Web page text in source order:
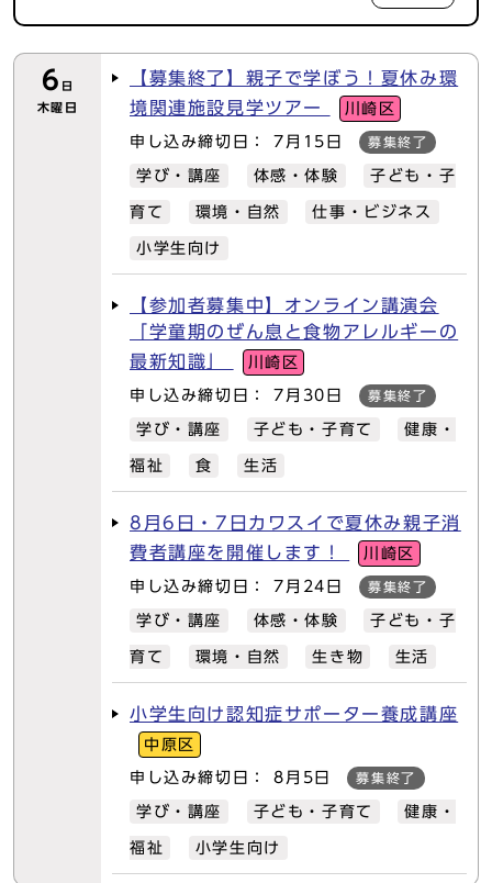
イベント情報カレンダー
6 日
木曜日
【募集終了】親子で学ぼう！夏休み環
境関連施設見学ツアー
川崎区
申し込み締切日： 7月15日 募集終了
学び・講座 体感・体験 子ども・子
育て 環境・自然 仕事・ビジネス
小学生向け
【参加者募集中】オンライン講演会
「学童期のぜん息と食物アレルギーの
最新知識」
川崎区
申し込み締切日： 7月30日 募集終了
学び・講座 子ども・子育て 健康・
福祉 食 生活
8月6日・7日カワスイで夏休み親子消
費者講座を開催します！
川崎区
申し込み締切日： 7月24日 募集終了
学び・講座 体感・体験 子ども・子
育て 環境・自然 生き物 生活
小学生向け認知症サポーター養成講座
中原区
申し込み締切日： 8月5日 募集終了
学び・講座 子ども・子育て 健康・
福祉 小学生向け